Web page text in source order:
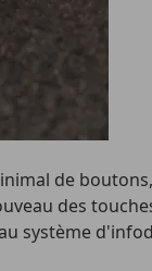
de
des
système